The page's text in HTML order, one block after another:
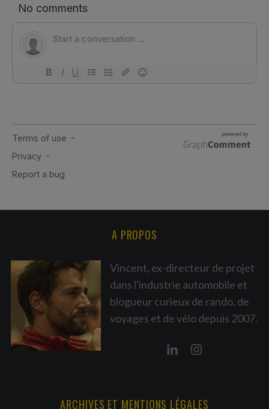
A PROPOS
Vincent, ex-directeur de projet
dans l'industrie automobile et
blogueur curieux de rando, de
voyages et de vélo depuis 2007.
ARCHIVES ET MENTIONS LÉGALES